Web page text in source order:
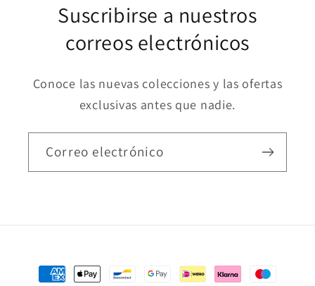
Suscribirse a nuestros
correos electrónicos
Conoce las nuevas colecciones y las ofertas
exclusivas antes que nadie.
Correo electrónico
Formas